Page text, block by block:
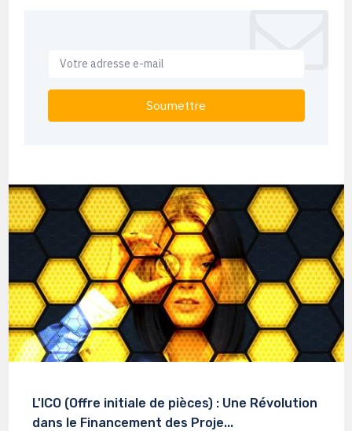
Soumettre
L'ICO (Offre initiale de pièces) : Une Révolution
dans le Financement des Proje...